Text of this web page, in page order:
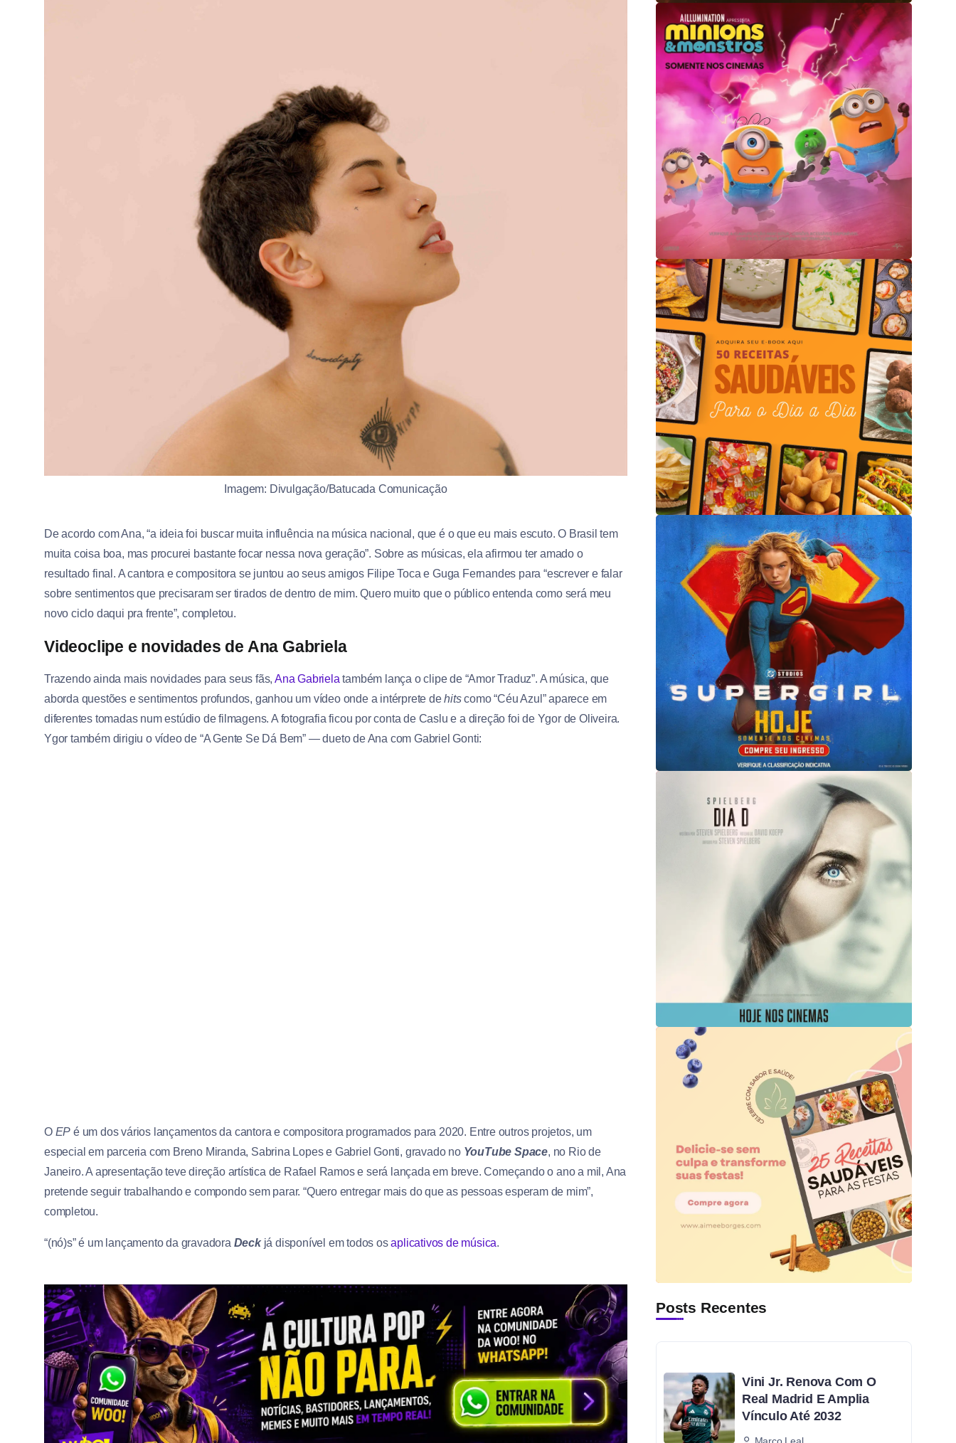
Imagem: Divulgação/Batucada Comunicação
De acordo com Ana, “a ideia foi buscar muita influência na música nacional, que é o que eu mais escuto. O Brasil tem
muita coisa boa, mas procurei bastante focar nessa nova geração”. Sobre as músicas, ela afirmou ter amado o
resultado final. A cantora e compositora se juntou ao seus amigos Filipe Toca e Guga Fernandes para “escrever e falar
sobre sentimentos que precisaram ser tirados de dentro de mim. Quero muito que o público entenda como será meu
novo ciclo daqui pra frente”, completou.
Videoclipe e novidades de Ana Gabriela
Trazendo ainda mais novidades para seus fãs, Ana Gabriela também lança o clipe de “Amor Traduz”. A música, que
aborda questões e sentimentos profundos, ganhou um vídeo onde a intérprete dehitscomo “Céu Azul” aparece em
diferentes tomadas num estúdio de filmagens. A fotografia ficou por conta de Caslu e a direção foi de Ygor de Oliveira.
Ygor também dirigiu o vídeo de “A Gente Se Dá Bem” — dueto de Ana com Gabriel Gonti:
O EP é um dos vários lançamentos da cantora e compositora programados para 2020. Entre outros projetos, um
especial em parceria com Breno Miranda, Sabrina Lopes e Gabriel Gonti, gravado no YouTube Space, no Rio de
Janeiro. A apresentação teve direção artística de Rafael Ramos e será lançada em breve. Começando o ano a mil, Ana
pretende seguir trabalhando e compondo sem parar. “Quero entregar mais do que as pessoas esperam de mim”,
completou.
“(nó)s” é um lançamento da gravadora Deck já disponível em todos osaplicativos de música.
Posts Recentes
Vini Jr. Renova Com O
Real Madrid E Amplia
Vínculo Até 2032
Marco Leal